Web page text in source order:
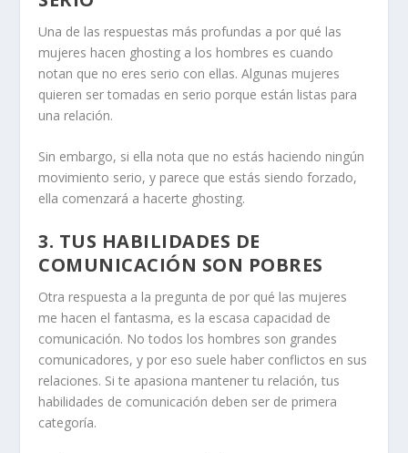
Una de las respuestas más profundas a por qué las
mujeres hacen ghosting a los hombres es cuando
notan que no eres serio con ellas. Algunas mujeres
quieren ser tomadas en serio porque están listas para
una relación.
Sin embargo, si ella nota que no estás haciendo ningún
movimiento serio, y parece que estás siendo forzado,
ella comenzará a hacerte ghosting.
3. TUS HABILIDADES DE
COMUNICACIÓN SON POBRES
Otra respuesta a la pregunta de por qué las mujeres
me hacen el fantasma, es la escasa capacidad de
comunicación. No todos los hombres son grandes
comunicadores, y por eso suele haber conflictos en sus
relaciones. Si te apasiona mantener tu relación, tus
habilidades de comunicación deben ser de primera
categoría.